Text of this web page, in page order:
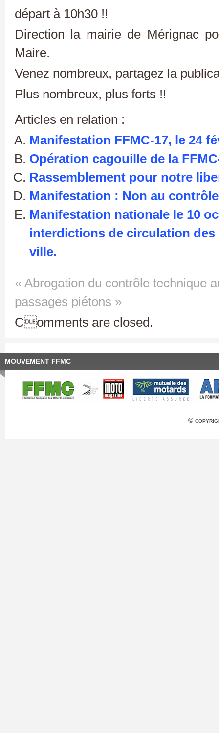
départ à 10h30 !!
Direction la mairie de Mérignac
Maire.
Venez nombreux, partagez la
Plus nombreux, plus forts !!
Articles en relation :
Manifestation FFMC-17, le 24
Opération cagouille de la
Rassemblement pour notre
Manifestation : Non au
Manifestation nationale le 10
interdictions de circulation
ville.
« Abrogation du contrôle technique
passages piétons »
Comments are closed.
MOUVEMENT FFMC
©